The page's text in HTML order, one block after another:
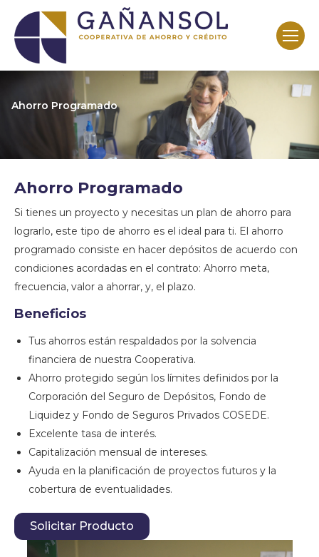
Ahorro Programado
Ahorro Programado
Si tienes un proyecto y necesitas un plan de ahorro para
lograrlo, este tipo de ahorro es el ideal para ti. El ahorro
programado consiste en hacer depósitos de acuerdo con
condiciones acordadas en el contrato: Ahorro meta,
frecuencia, valor a ahorrar, y, el plazo.
Beneficios
Tus ahorros están respaldados por la solvencia
financiera de nuestra Cooperativa.
Ahorro protegido según los límites definidos por la
Corporación del Seguro de Depósitos, Fondo de
Liquidez y Fondo de Seguros Privados COSEDE.
Excelente tasa de interés.
Capitalización mensual de intereses.
Ayuda en la planificación de proyectos futuros y la
cobertura de eventualidades.
Solicitar Producto